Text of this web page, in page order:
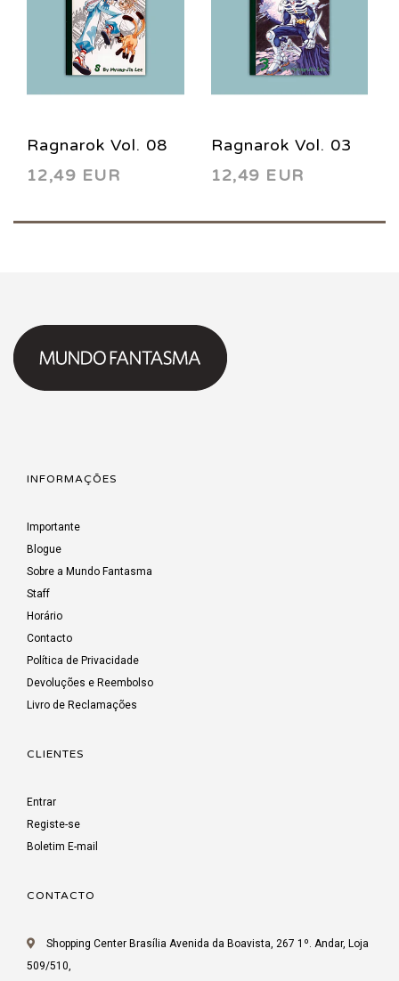
Ragnarok Vol. 08
2003
12,49 EUR
Ragnarok Vol. 03
2002
12,49 EUR
INFORMAÇÕES
Importante
Blogue
Sobre a Mundo Fantasma
Staff
Horário
Contacto
Política de Privacidade
Devoluções e Reembolso
Livro de Reclamações
CLIENTES
Entrar
Registe-se
Boletim E-mail
CONTACTO
Shopping Center Brasília Avenida da Boavista, 267 1º. Andar, Loja
509/510,